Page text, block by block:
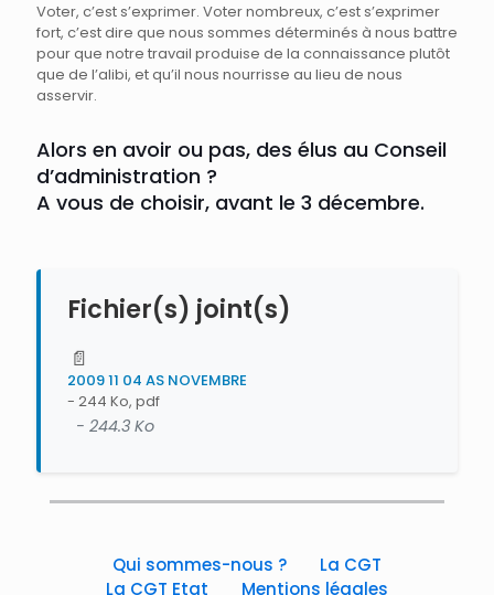
Voter, c’est s’exprimer. Voter nombreux, c’est s’exprimer
fort, c’est dire que nous sommes déterminés à nous battre
pour que notre travail produise de la connaissance plutôt
que de l’alibi, et qu’il nous nourrisse au lieu de nous
asservir.
Alors en avoir ou pas, des élus au Conseil
d’administration ?
A vous de choisir, avant le 3 décembre.
Fichier(s) joint(s)
📄
2009 11 04 AS NOVEMBRE
- 244 Ko, pdf
- 244.3 Ko
Qui sommes-nous ?
La CGT
La CGT Etat
Mentions légales